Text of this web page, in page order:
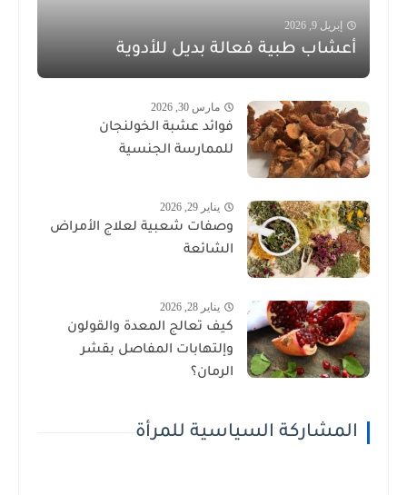
إبريل 9, 2026
أعشاب طبية فعالة بديل للأدوية
مارس 30, 2026
فوائد عشبة الخولنجان
للممارسة الجنسية
يناير 29, 2026
وصفات شعبية لعلاج الأمراض
الشائعة
يناير 28, 2026
كيف تعالج المعدة والقولون
وإلتهابات المفاصل بقشر
الرمان؟
المشاركة السياسية للمرأة